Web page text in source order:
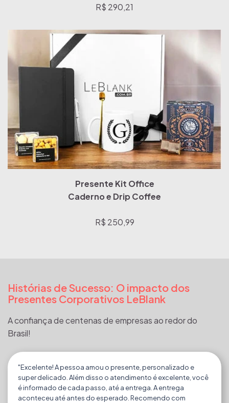
R$ 290,21
Presente Kit Office
Caderno e Drip Coffee
R$ 250,99
Histórias de Sucesso: O impacto dos
Presentes Corporativos LeBlank
A confiança de centenas de empresas ao redor do
Brasil!
"Excelente! A pessoa amou o presente, personalizado e
super delicado. Além disso o atendimento é excelente, você
é informado de cada passo, até a entrega. A entrega
aconteceu até antes do esperado. Recomendo com